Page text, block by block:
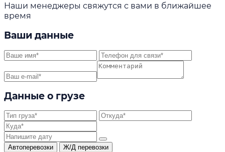
Наши менеджеры свяжутся с вами в ближайшее
время
Ваши данные
Данные о грузе
Автоперевозки Ж/Д перевозки